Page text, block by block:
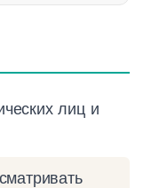
лиц и